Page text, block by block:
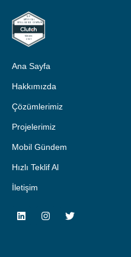
9
Ana Sayfa
Hakkımızda
Çözümlerimiz
Projelerimiz
Mobil Gündem
Hızlı Teklif Al
İletişim